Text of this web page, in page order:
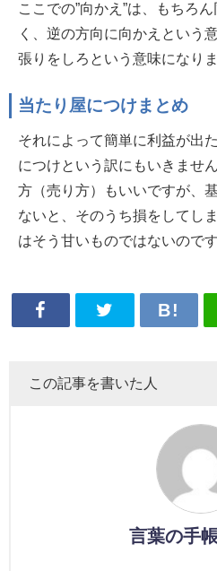
ここでの”向かえ”は、もちろ
く、逆の方向に向かえという
張りをしろという意味になりま
当たり屋につけまとめ
それによって簡単に利益が出
につけという訳にもいきませ
方（売り方）もいいですが、
ないと、そのうち損をしてし
はそう甘いものではないのです
この記事を書いた人
言葉の手